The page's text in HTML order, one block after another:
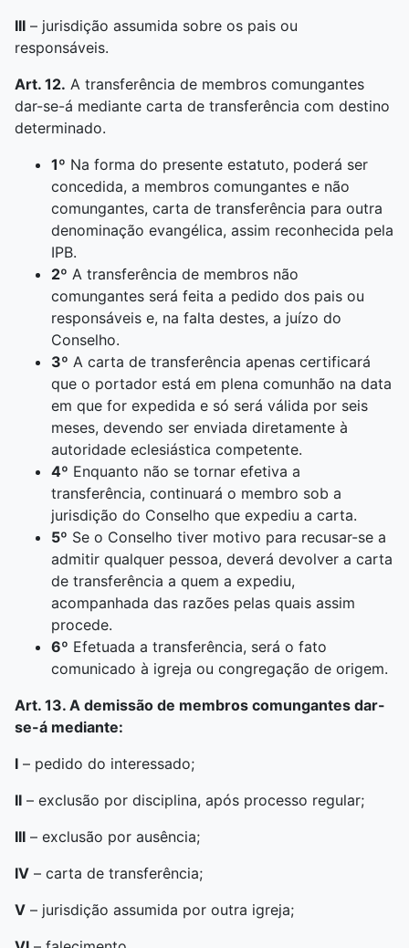
III – jurisdição assumida sobre os pais ou
responsáveis.
Art. 12. A transferência de membros comungantes
dar-se-á mediante carta de transferência com destino
determinado.
1º Na forma do presente estatuto, poderá ser
concedida, a membros comungantes e não
comungantes, carta de transferência para outra
denominação evangélica, assim reconhecida pela
IPB.
2º A transferência de membros não
comungantes será feita a pedido dos pais ou
responsáveis e, na falta destes, a juízo do
Conselho.
3º A carta de transferência apenas certificará
que o portador está em plena comunhão na data
em que for expedida e só será válida por seis
meses, devendo ser enviada diretamente à
autoridade eclesiástica competente.
4º Enquanto não se tornar efetiva a
transferência, continuará o membro sob a
jurisdição do Conselho que expediu a carta.
5º Se o Conselho tiver motivo para recusar-se a
admitir qualquer pessoa, deverá devolver a carta
de transferência a quem a expediu,
acompanhada das razões pelas quais assim
procede.
6º Efetuada a transferência, será o fato
comunicado à igreja ou congregação de origem.
Art. 13. A demissão de membros comungantes dar-
se-á mediante:
I – pedido do interessado;
II – exclusão por disciplina, após processo regular;
III – exclusão por ausência;
IV – carta de transferência;
V – jurisdição assumida por outra igreja;